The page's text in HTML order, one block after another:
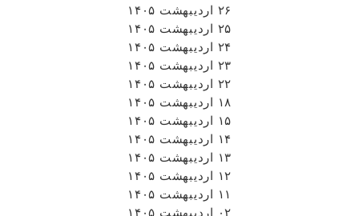
۲۶ اردیبهشت ۱۴۰۵
۲۵ اردیبهشت ۱۴۰۵
۲۴ اردیبهشت ۱۴۰۵
۲۳ اردیبهشت ۱۴۰۵
۲۲ اردیبهشت ۱۴۰۵
۱۸ اردیبهشت ۱۴۰۵
۱۵ اردیبهشت ۱۴۰۵
۱۴ اردیبهشت ۱۴۰۵
۱۳ اردیبهشت ۱۴۰۵
۱۲ اردیبهشت ۱۴۰۵
۱۱ اردیبهشت ۱۴۰۵
۰۲ اردیبهشت ۱۴۰۵